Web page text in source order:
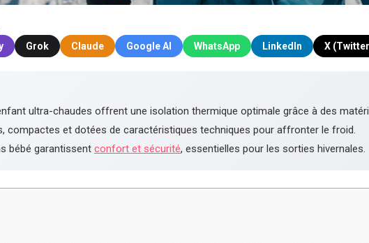
Grok Claude Google AI WhatsApp LinkedIn X
ultra-chaudes offrent une isolation thermique optimale grâce à des
compactes et dotées de caractéristiques techniques pour affronter le froid.
bébé garantissent confort et sécurité, essentielles pour les sorties hivernales.